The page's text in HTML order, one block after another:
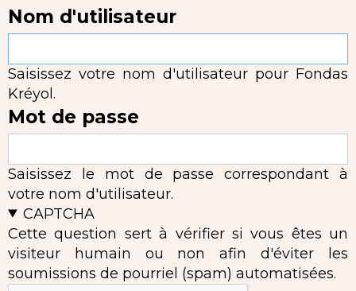
Nom d'utilisateur
Saisissez votre nom d'utilisateur pour Fondas
Kréyol.
Mot de passe
Saisissez le mot de passe correspondant à
votre nom d'utilisateur.
CAPTCHA
Cette question sert à vérifier si vous êtes un
visiteur humain ou non afin d'éviter les
soumissions de pourriel (spam) automatisées.